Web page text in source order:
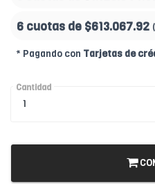
6 cuotas de $613.067.92
* Pagando con Tarjetas de
Cantidad